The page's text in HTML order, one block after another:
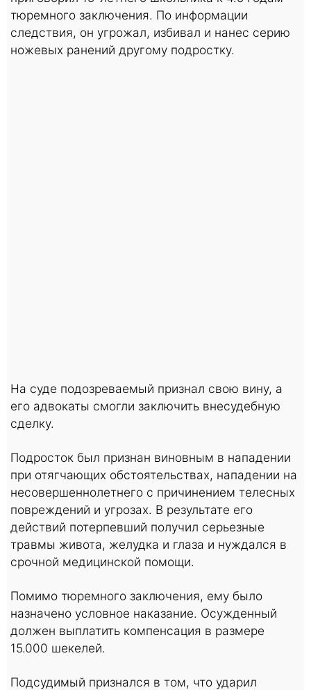
тюремного заключения. По информации
следствия, он угрожал, избивал и нанес серию
ножевых ранений другому подростку.
На суде подозреваемый признал свою вину, а
его адвокаты смогли заключить внесудебную
сделку.
Подросток был признан виновным в нападении
при отягчающих обстоятельствах, нападении на
несовершеннолетнего с причинением телесных
повреждений и угрозах. В результате его
действий потерпевший получил серьезные
травмы живота, желудка и глаза и нуждался в
срочной медицинской помощи.
Помимо тюремного заключения, ему было
назначено условное наказание. Осужденный
должен выплатить компенсация в размере
15.000 шекелей.
Подсудимый признался в том, что ударил